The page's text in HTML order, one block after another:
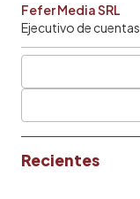
Fefer Media SRL
Ejecutivo de cuentas
Recientes